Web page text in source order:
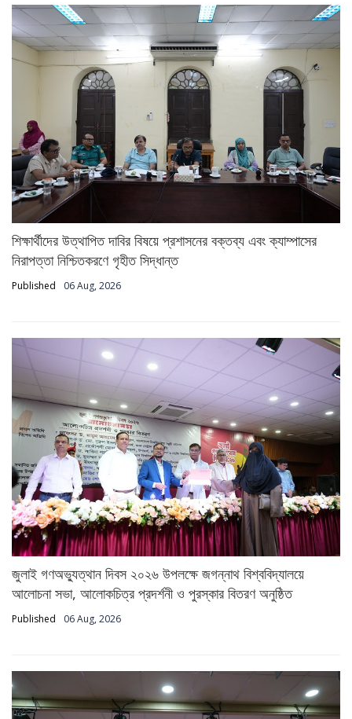
শিক্ষার্থীদের উত্থাপিত দাবির বিষয়ে প্রশাসনের বক্তব্য এবং ক্যাম্পাসের
নিরাপত্তা নিশ্চিতকরণে গৃহীত সিদ্ধান্ত
Published 06 Aug, 2026
জুলাই গণঅভ্যুত্থান দিবস ২০২৬ উপলক্ষে জগন্নাথ বিশ্ববিদ্যালয়ে
আলোচনা সভা, আলোকচিত্র প্রদর্শনী ও পুরস্কার বিতরণ অনুষ্ঠিত
Published 06 Aug, 2026